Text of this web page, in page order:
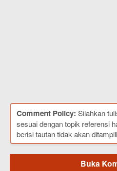
Comment Policy: Silahkan
sesuai dengan topik referensi
berisi tautan tidak akan
Buka